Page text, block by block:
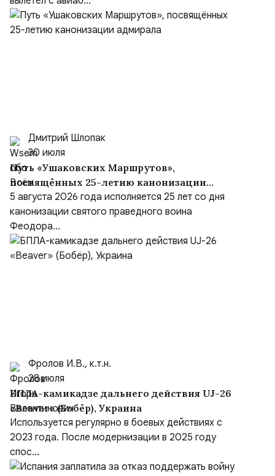
Дмитрий Шлопак
30 июля
Путь «Ушаковских Маршрутов»,
посвящённых 25-летию канонизации
адмирала
5 августа 2026 года исполняется 25 лет со дня
канонизации святого праведного воина
Феодора...
Фролов И.В., к.т.н.
28 июля
БПЛА-камикадзе дальнего действия UJ-26
«Beaver» (Бобёр), Украина
Используется регулярно в боевых действиях с
2023 года. После модернизации в 2025 году
спос...